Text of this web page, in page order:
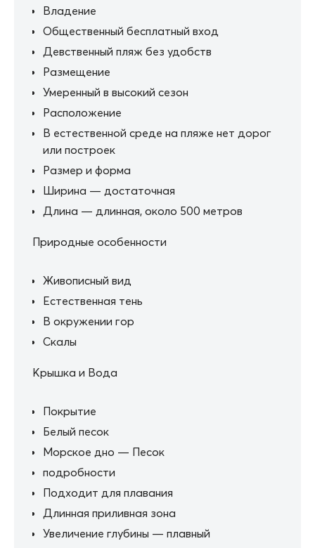
Владение
Общественный бесплатный вход
Девственный пляж без удобств
Размещение
Умеренный в высокий сезон
Расположение
В естественной среде на пляже нет дорог
или построек
Размер и форма
Ширина — достаточная
Длина — длинная, около 500 метров
Природные особенности
Живописный вид
Естественная тень
В окружении гор
Скалы
Крышка и Вода
Покрытие
Белый песок
Морское дно — Песок
подробности
Подходит для плавания
Длинная приливная зона
Увеличение глубины — плавный